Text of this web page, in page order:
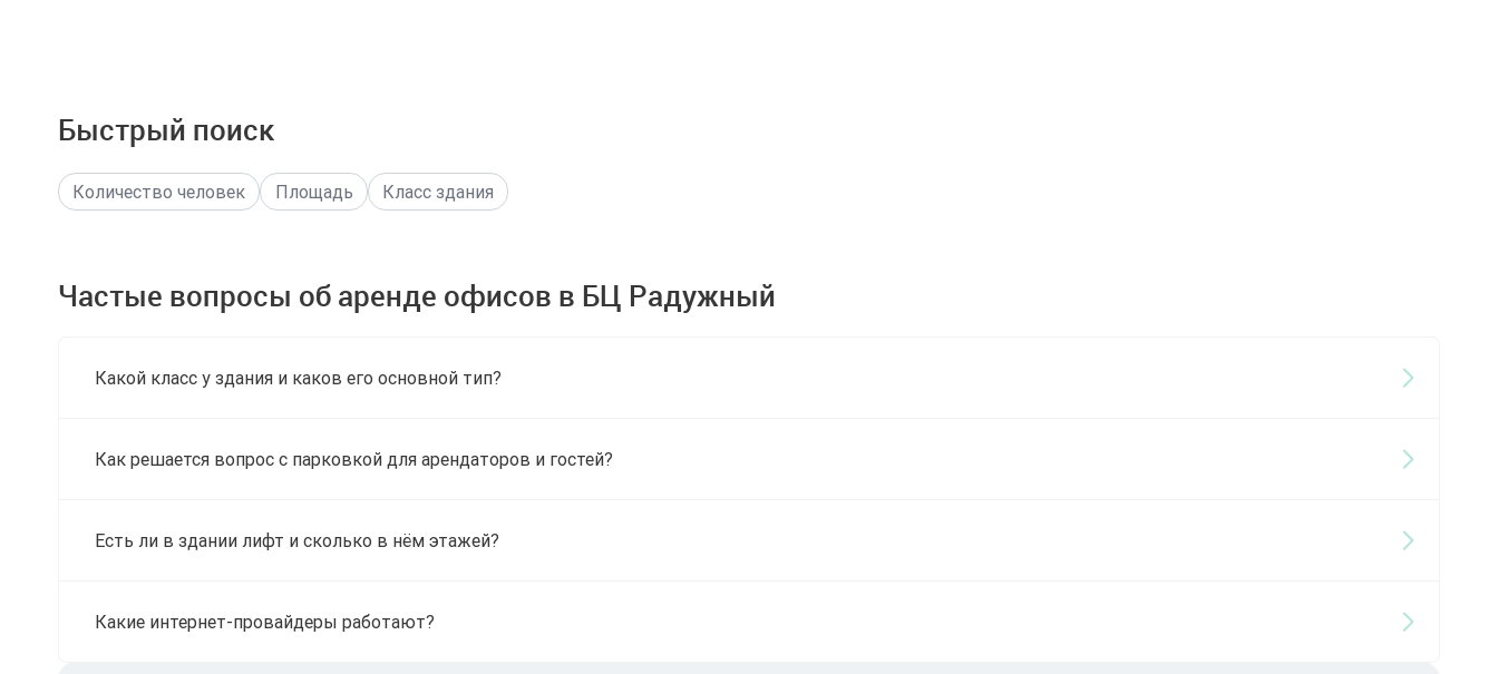
Быстрый поиск
Количество человек Площадь Класс здания
Частые вопросы об аренде офисов в БЦ Радужный
Какой класс у здания и каков его основной тип?
Как решается вопрос с парковкой для арендаторов и гостей?
Есть ли в здании лифт и сколько в нём этажей?
Какие интернет-провайдеры работают?